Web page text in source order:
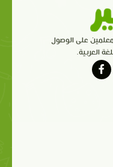
على الوصول
العربية.